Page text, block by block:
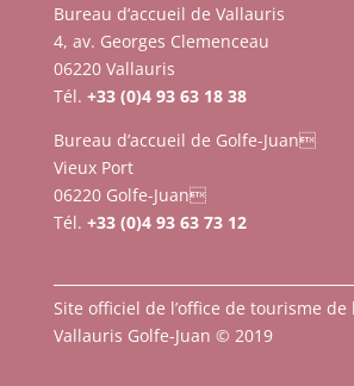
Bureau d’accueil de Vallauris
4, av. Georges Clemenceau
06220 Vallauris
Tél. +33 (0)4 93 63 18 38
Bureau d’accueil de Golfe-Juan
Vieux Port
06220 Golfe-Juan
Tél. +33 (0)4 93 63 73 12
Site officiel de l’office de tourisme de
Vallauris Golfe-Juan © 2019